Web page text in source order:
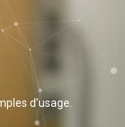
d’usage.